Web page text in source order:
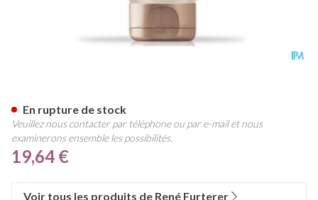
19,64 €
En rupture de stock
Veuillez nous contacter par téléphone ou par e-mail et nous
examinerons ensemble les possibilités.
Voir tous les produits de René Furterer